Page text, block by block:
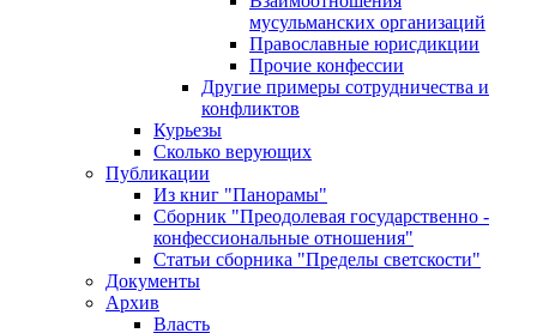
мусульманских организаций
Православные юрисдикции
Прочие конфессии
Другие примеры сотрудничества и
конфликтов
Курьезы
Сколько верующих
Публикации
Из книг "Панорамы"
Сборник "Преодолевая государственно -
конфессиональные отношения"
Статьи сборника "Пределы светскости"
Документы
Архив
Власть